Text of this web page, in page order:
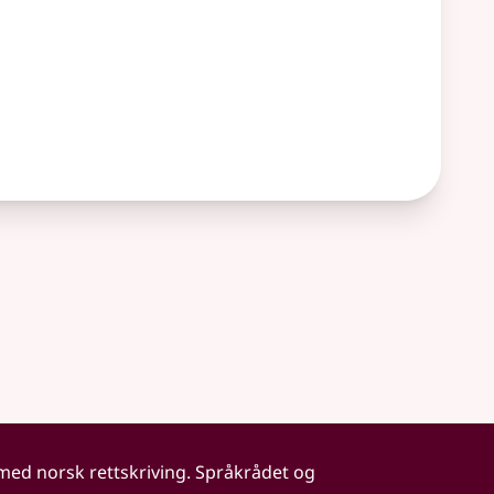
norsk rettskriving. Språkrådet og